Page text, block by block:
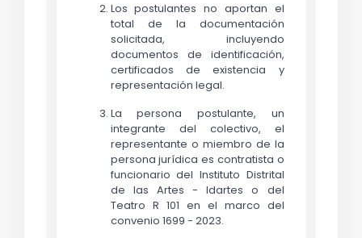
Los postulantes no aportan el
total de la documentación
solicitada, incluyendo
documentos de identificación,
certificados de existencia y
representación legal.
La persona postulante, un
integrante del colectivo, el
representante o miembro de la
persona jurídica es contratista o
funcionario del Instituto Distrital
de las Artes - Idartes o del
Teatro R 101 en el marco del
convenio 1699 - 2023.